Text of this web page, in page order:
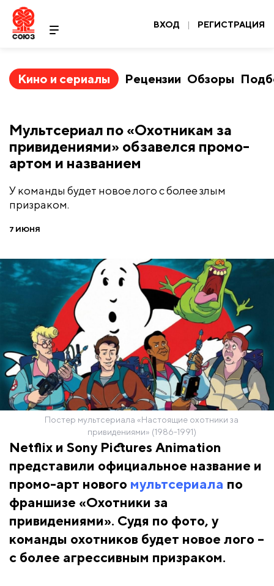
ВХОД | РЕГИСТРАЦИЯ
Кино и сериалы Рецензии Обзоры
Мультсериал по «Охотникам за
привидениями» обзавелся промо-
артом и названием
У команды будет новое лого с более злым
призраком.
7 ИЮНЯ
Постер мультсериала «Настоящие охотники за
привидениями» (1986-1991)
Netflix и Sony Pictures Animation
представили официальное название и
промо-арт нового мультсериала по
франшизе «Охотники за
привидениями». Судя по фото, у
команды охотников будет новое лого –
с более агрессивным призраком.